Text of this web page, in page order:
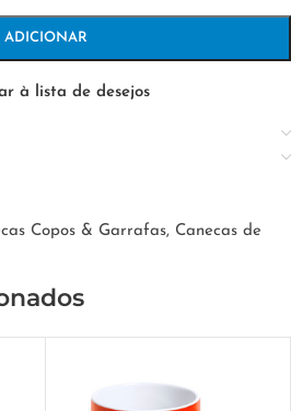
ADICIONAR
à lista de desejos
Copos & Garrafas, Canecas de